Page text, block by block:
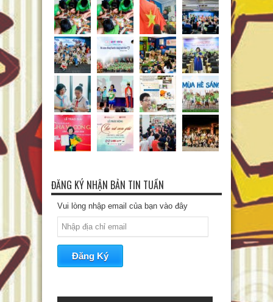
ĐĂNG KÝ NHẬN BẢN TIN TUẦN
Vui lòng nhập email của bạn vào đây